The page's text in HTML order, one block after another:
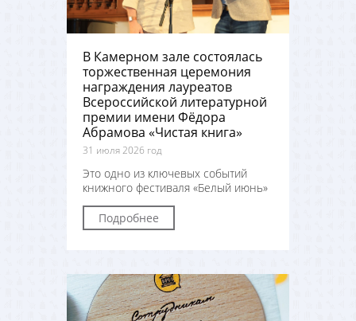
В Камерном зале состоялась
торжественная церемония
награждения лауреатов
Всероссийской литературной
премии имени Фёдора
Абрамова «Чистая книга»
31 июля 2026 год
Это одно из ключевых событий
книжного фестиваля «Белый июнь»
Подробнее